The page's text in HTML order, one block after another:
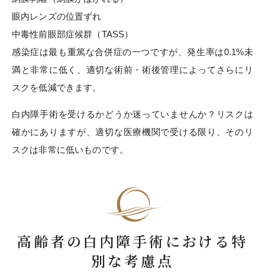
眼内レンズの位置ずれ
中毒性前眼部症候群（TASS）
感染症は最も重篤な合併症の一つですが、発生率は0.1%未
満と非常に低く、適切な術前・術後管理によってさらにリ
スクを低減できます。
白内障手術を受けるかどうか迷っていませんか？リスクは
確かにありますが、適切な医療機関で受ける限り、そのリ
スクは非常に低いものです。
高齢者の白内障手術における特
別な考慮点